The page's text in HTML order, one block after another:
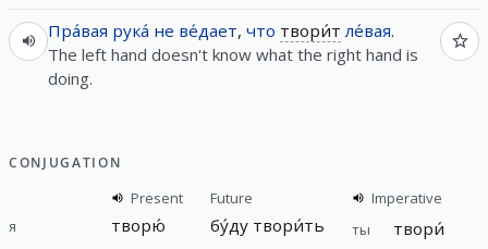
Пра́вая рука́ не ве́дает, что твори́т ле́вая.
The left hand doesn't know what the right hand is
doing.
CONJUGATION
Present
Future
я
творю́ бу́ду твори́ть
Imperative
ты
твори́